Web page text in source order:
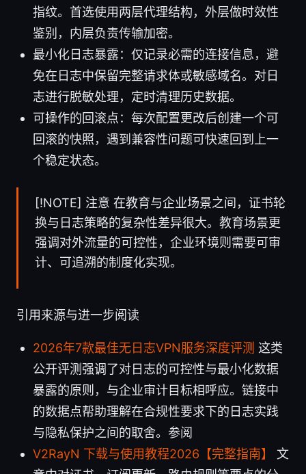
指纹。首选使用两层代理结构，外层做时效性
鉴别，内层负责传输加密。
最小化日志暴露：仅记录必需的连接信息，避
免在日志中保留完整请求体或敏感域名。对日
志进行脱敏处理，定时清理历史数据。
可操作的回滚点：每次配置更改后创建一个可
回滚的快照，遇到兼容性问题可快速回到上一
个稳定状态。
[!NOTE] 注意 在教育与企业场景之间，证书轮
换与日志策略的复杂性差异很大。教育场景更
强调对外流量的可控性，企业环境则需要可审
计、可追溯的制度化实现。
引用来源与进一步阅读
2026年7款最佳无日志VPN服务深度评测 这类
公开评测强调了对日志的可控性与最小化数据
暴露的原则，与企业审计目标相呼应。链接中
的数据点帮助理解在合规性要求下的日志实践
与隐私保护之间的取舍。参阅
V2RayN 下载与使用教程2026【完整指南】
文